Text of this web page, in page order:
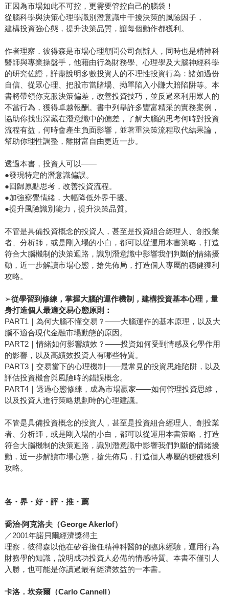
正因為市場如此不可控，更需要管控自己的腦袋！
從腦科學與決策心理學識別潛意識中干擾決策的風險因子，
建構投資強心態，提升決策品質，讓每個動作都獲利。
作者理察．彼得森是市場心理顧問公司創辦人，同時也是精神科
醫師與專業操盤手，他藉由行為財務學、心理學及大腦神經科學
的研究佐證，詳盡說明多數投資人的不理性投資行為：諸如過份
自信、從眾心理、把股市當賭場、拗單陷入小賺大賠陷阱等。本
書將帶領你克服決策偏差，改善投資技巧，並反過來利用眾人的
不當行為，獲得卓越報酬。書中列舉許多豐富精采的實務案例，
協助你找出深藏在潛意識中的偏差，了解大腦的思考何時對投資
流程有益，何時會產生負面影響，並著重決策流程取代結果論，
幫助你理性調整，離財富自由更近一步。
透過本書，投資人可以——
●發現特定的潛意識偏誤。
●回歸原點思考，改善投資流程。
●加強察覺情緒，大幅降低外界干擾。
●提升風險識別能力，提升決策品質。
不管是具備投資概念的投資人，甚至是投資組合經理人、創投業
者、分析師，或是剛入場的小白，都可以從運用本書策略，打造
符合大腦機制的決策迴路，識別潛意識中影響我們判斷的情緒擾
動，近一步解讀市場心態，搶先佈局，打造個人專屬的穩健獲利
攻略。
➢從學習到修練，掌握大腦的運作機制，建構投資基本心理，量
身打造個人最適交易心態原則：
PART1｜為何大腦不懂交易？——大腦運作的基本原理，以及大
腦不適合現代金融市場動態的原因。
PART2｜情緒如何影響績效？——投資如何受到情感及化學作用
的影響，以及高績效投資人有哪些特質。
PART3｜交易當下的心理機制——最常見的投資思維陷阱，以及
評估投資機會與風險時的錯誤概念。
PART4｜透過心態修練，成為市場贏家——如何管理投資思維，
以及投資人進行策略規劃時的心理建議。
不管是具備投資概念的投資人，甚至是投資組合經理人、創投業
者、分析師，或是剛入場的小白，都可以從運用本書策略，打造
符合大腦機制的決策迴路，識別潛意識中影響我們判斷的情緒擾
動，近一步解讀市場心態，搶先佈局，打造個人專屬的穩健獲利
攻略。
各・界・好・評・推・薦
喬治‧阿克洛夫（George Akerlof）
／2001年諾貝爾經濟獎得主
理察．彼得森以他在矽谷擔任精神科醫師的臨床經驗，運用行為
財務學的知識，說明成功投資人必備的情感特質。本書不僅引人
入勝，也可能是你讀過最有經濟效益的一本書。
卡洛．坎奈爾（Carlo Cannell）